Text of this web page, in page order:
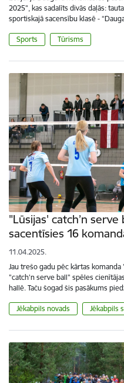
2025", kas sadalīts divās daļās:
sportiskajā sacensību klasē -
Sports Tūrisms
"Lūsijas' catch’n serve
sacentīsies 16
11.04.2025.
Jau trešo gadu pēc kārtas
"catch'n serve ball" spēles
hallē. Taču šogad šis pasākums
Jēkabpils novads Jēkabpils